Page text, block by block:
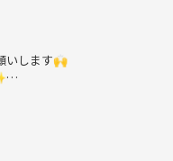
いします🙌